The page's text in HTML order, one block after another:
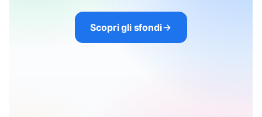
Scopri gli sfondi